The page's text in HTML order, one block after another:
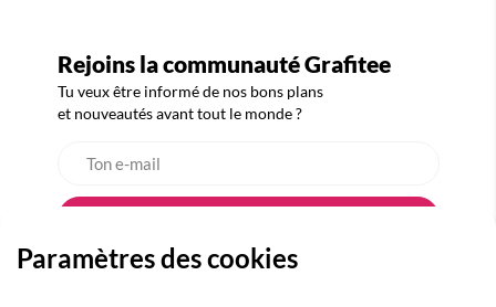
Rejoins la communauté Grafitee
Tu veux être informé de nos bons plans
et nouveautés avant tout le monde ?
Paramètres des cookies